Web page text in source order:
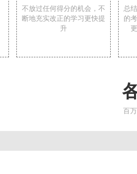
不放过任何得分的机会，不
断地充实改正的学习更快提
升
总
的
百